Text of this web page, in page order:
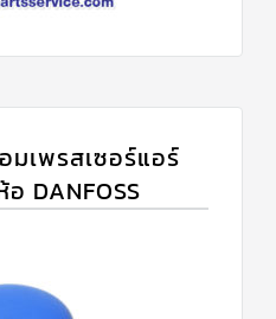
มเพรสเซอร์แอร์
DANFOSS